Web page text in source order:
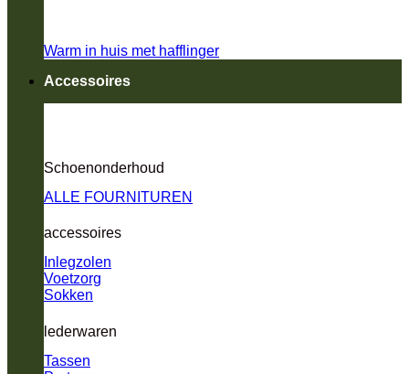
Warm in huis met hafflinger
Accessoires
Schoenonderhoud
ALLE FOURNITUREN
accessoires
Inlegzolen
Voetzorg
Sokken
lederwaren
Tassen